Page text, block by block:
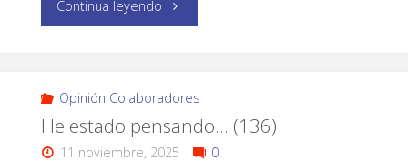
Continua leyendo
Opinión Colaboradores
He estado pensando… (136)
11 noviembre, 2025 0